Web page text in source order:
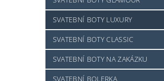
SVATEBNÍ BOTY LUXURY
SVATEBNÍ BOTY CLASSIC
SVATEBNÍ BOTY NA ZAKÁZKU
SVATEBNÍ BOLERKA